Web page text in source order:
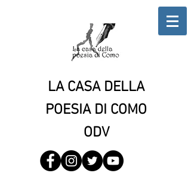
LA CASA DELLA
POESIA DI COMO
ODV